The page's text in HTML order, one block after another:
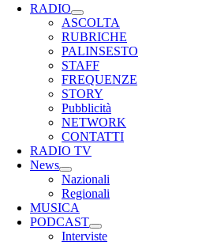
RADIO
ASCOLTA
RUBRICHE
PALINSESTO
STAFF
FREQUENZE
STORY
Pubblicità
NETWORK
CONTATTI
RADIO TV
News
Nazionali
Regionali
MUSICA
PODCAST
Interviste